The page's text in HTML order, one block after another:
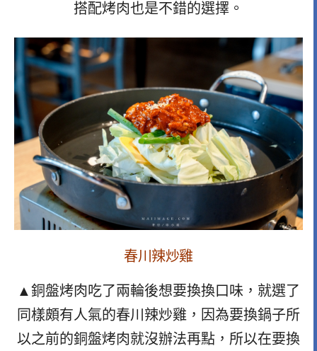
搭配烤肉也是不錯的選擇。
春川辣炒雞
▲銅盤烤肉吃了兩輪後想要換換口味，就選了
同樣頗有人氣的春川辣炒雞，因為要換鍋子所
以之前的銅盤烤肉就沒辦法再點，所以在要換